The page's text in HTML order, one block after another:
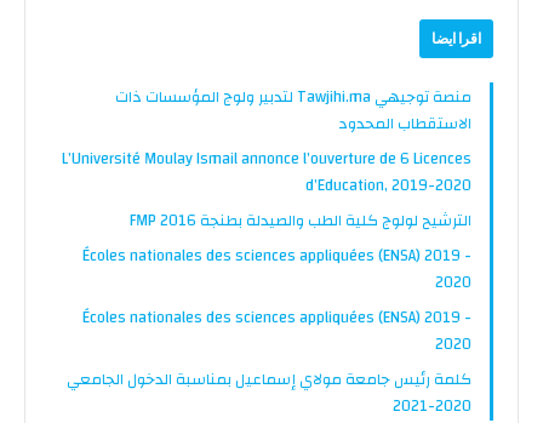
اقرا ايضا
منصة توجيهي Tawjihi.ma لتدبير ولوج المؤسسات ذات
الاستقطاب المحدود
L’Université Moulay Ismail annonce l’ouverture de 6 Licences
d’Education, 2019-2020
الترشيح لولوج كلية الطب والصيدلة بطنجة FMP 2016
Écoles nationales des sciences appliquées (ENSA) 2019 -
2020
Écoles nationales des sciences appliquées (ENSA) 2019 -
2020
كلمة رئيس جامعة مولاي إسماعيل بمناسبة الدخول الجامعي
2020-2021